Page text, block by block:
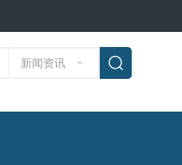
新闻资讯